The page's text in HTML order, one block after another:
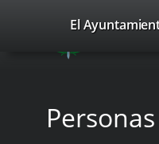
Portal
Web
valladolid.es
El